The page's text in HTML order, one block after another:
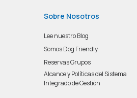
Sobre Nosotros
Lee nuestro Blog
Somos Dog Friendly
Reservas Grupos
Alcance y Políticas del Sistema
Integrado de Gestión